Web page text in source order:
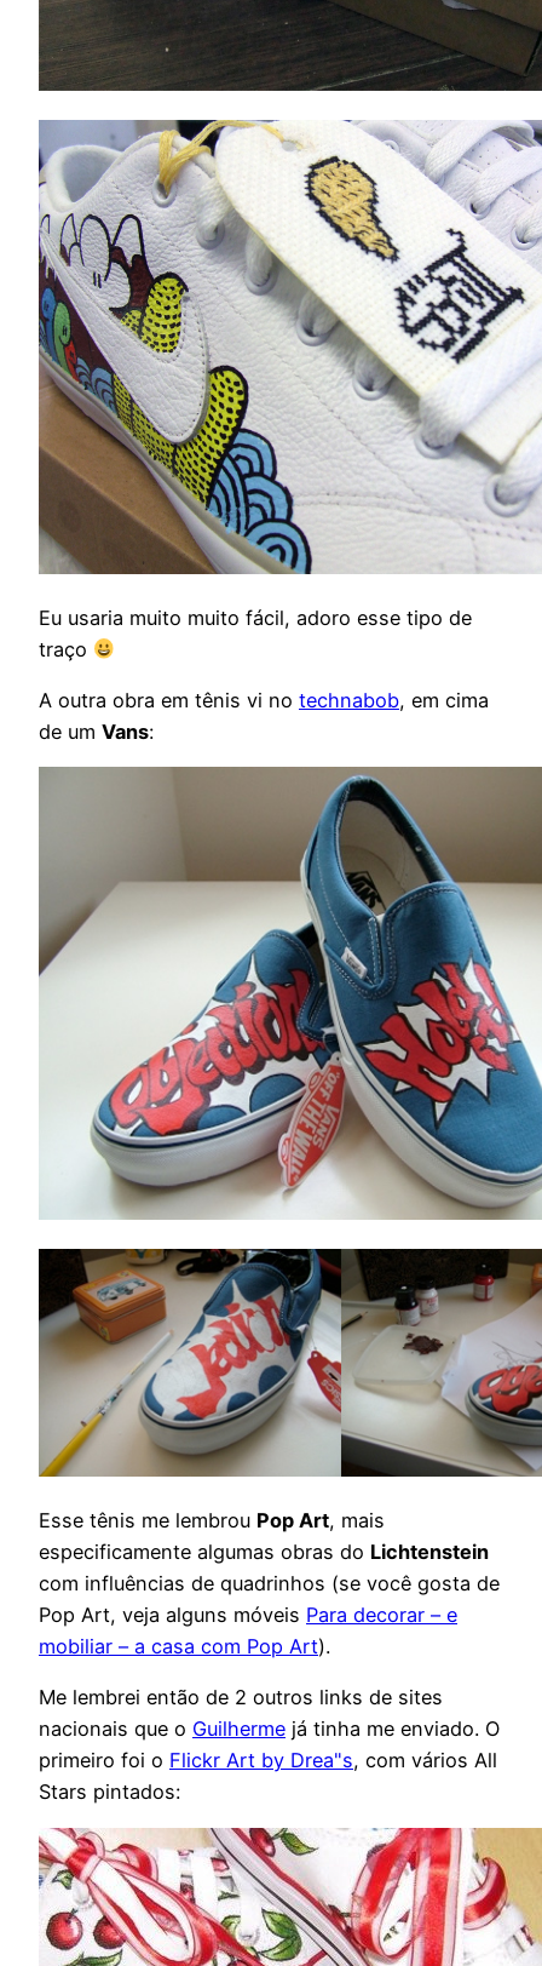
Eu usaria muito muito fácil, adoro esse tipo de
traço
A outra obra em tênis vi no technabob, em cima
de um Vans:
Esse tênis me lembrou Pop Art, mais
especificamente algumas obras do Lichtenstein
com influências de quadrinhos (se você gosta de
Pop Art, veja alguns móveis Para decorar – e
mobiliar – a casa com Pop Art).
Me lembrei então de 2 outros links de sites
nacionais que o Guilherme já tinha me enviado. O
primeiro foi o Flickr Art by Drea"s, com vários All
Stars pintados: